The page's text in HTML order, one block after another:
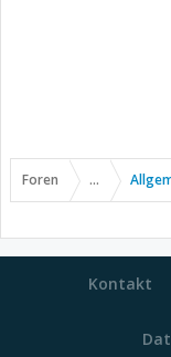
Foren ...
Kontakt